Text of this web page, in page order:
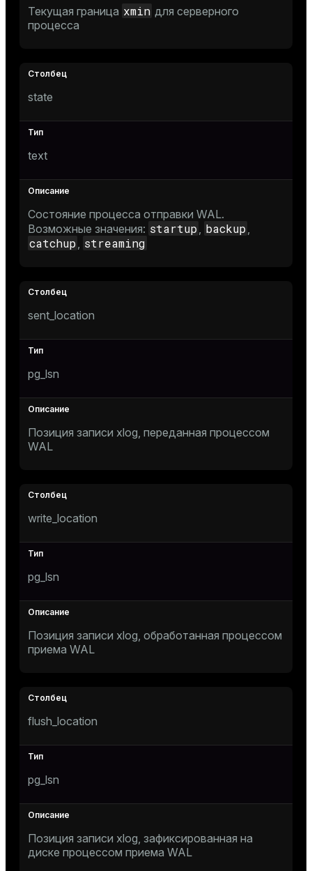
Текущая граница xmin для серверного
процесса
state
text
Состояние процесса отправки WAL.
Возможные значения: startup , backup ,
catchup , streaming
sent_location
pg_lsn
Позиция записи xlog, переданная процессом
WAL
write_location
pg_lsn
Позиция записи xlog, обработанная процессом
приема WAL
flush_location
pg_lsn
Позиция записи xlog, зафиксированная на
диске процессом приема WAL